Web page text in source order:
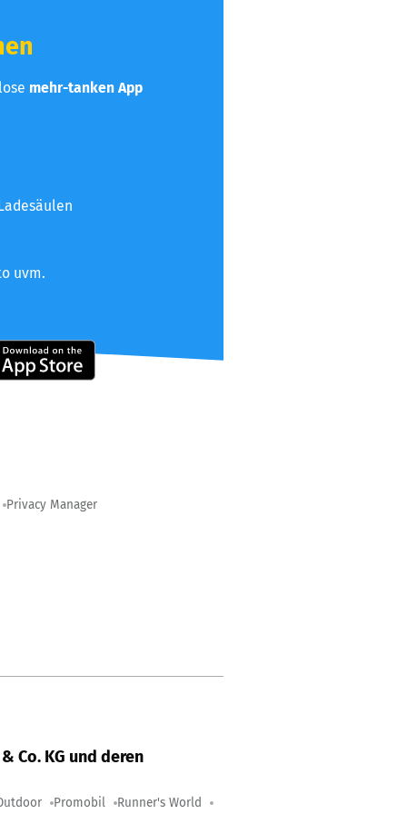
mehr-tanken App
uvm.
Privacy Manager
Co. KG und deren
Promobil Runner's World